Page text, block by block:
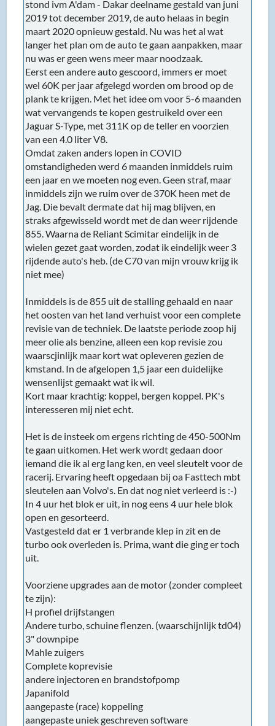
stond ivm A'dam - Dakar deelname gestald van juni
2019 tot december 2019, de auto helaas in begin
maart 2020 opnieuw gestald. Nu was het al wat
langer het plan om de auto te gaan aanpakken, maar
nu was er geen wens meer maar noodzaak.
Eerst een andere auto gescoord, immers er moet
wel 60K per jaar afgelegd worden om brood op de
plank te krijgen. Met het idee om voor 5-6 maanden
wat vervangends te kopen gestruikeld over een
Jaguar S-Type, met 311K op de teller en voorzien
van een 4.0 liter V8.
Omdat zaken anders lopen in COVID
omstandigheden werd 6 maanden inmiddels ruim
een jaar en we moeten nog even. Geen straf, maar
inmiddels zijn we ruim over de 370K heen met de
Jag. Die bevalt dermate dat hij mag blijven, en
straks afgewisseld wordt met de dan weer rijdende
855. Waarna de Reliant Scimitar eindelijk in de
wielen gezet gaat worden, zodat ik eindelijk weer 3
rijdende auto's heb. (de C70 van mijn vrouw krijg ik
niet mee)
Inmiddels is de 855 uit de stalling gehaald en naar
het oosten van het land verhuist voor een complete
revisie van de techniek. De laatste periode zoop hij
meer olie als benzine, alleen een kop revisie zou
waarscjinlijk maar kort wat opleveren gezien de
kmstand. In de afgelopen 1,5 jaar een duidelijke
wensenlijst gemaakt wat ik wil.
Kort maar krachtig: koppel, bergen koppel. PK's
interesseren mij niet echt.
Het is de insteek om ergens richting de 450-500Nm
te gaan uitkomen. Het werk wordt gedaan door
iemand die ik al erg lang ken, en veel sleutelt voor de
racerij. Ervaring heeft opgedaan bij oa Fasttech mbt
sleutelen aan Volvo's. En dat nog niet verleerd is :-)
In 4 uur het blok er uit, in nog eens 4 uur hele blok
open en gesorteerd.
Vastgesteld dat er 1 verbrande klep in zit en de
turbo ook overleden is. Prima, want die ging er toch
uit.
Voorziene upgrades aan de motor (zonder compleet
te zijn):
H profiel drijfstangen
Andere turbo, schuine flenzen. (waarschijnlijk td04)
3" downpipe
Mahle zuigers
Complete koprevisie
andere injectoren en brandstofpomp
Japanifold
aangepaste (race) koppeling
aangepaste uniek geschreven software